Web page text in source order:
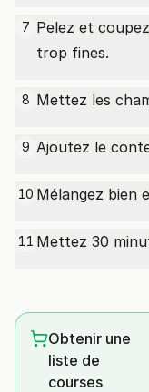
7 Pelez et
trop fines.
8 Mettez les
9 Ajoutez le
10 Mélangez bien
11 Mettez 30
Obtenir une
liste de
courses